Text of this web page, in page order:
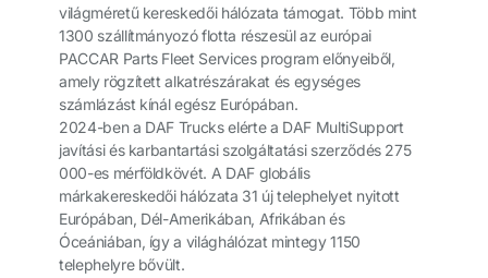
világméretű kereskedői hálózata támogat. Több mint
1300 szállítmányozó flotta részesül az európai
PACCAR Parts Fleet Services program előnyeiből,
amely rögzített alkatrészárakat és egységes
számlázást kínál egész Európában.
2024-ben a DAF Trucks elérte a DAF MultiSupport
javítási és karbantartási szolgáltatási szerződés 275
000-es mérföldkövét. A DAF globális
márkakereskedői hálózata 31 új telephelyet nyitott
Európában, Dél-Amerikában, Afrikában és
Óceániában, így a világhálózat mintegy 1150
telephelyre bővült.